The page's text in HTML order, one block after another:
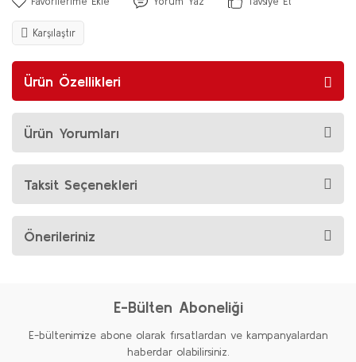
Karşılaştır
Ürün Özellikleri
Ürün Yorumları
Taksit Seçenekleri
Önerileriniz
E-Bülten Aboneliği
E-bültenimize abone olarak fırsatlardan ve kampanyalardan
haberdar olabilirsiniz.